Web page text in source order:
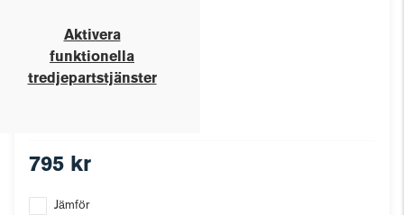
Aktivera
funktionella
tredjepartstjänster
795 kr
Jämför